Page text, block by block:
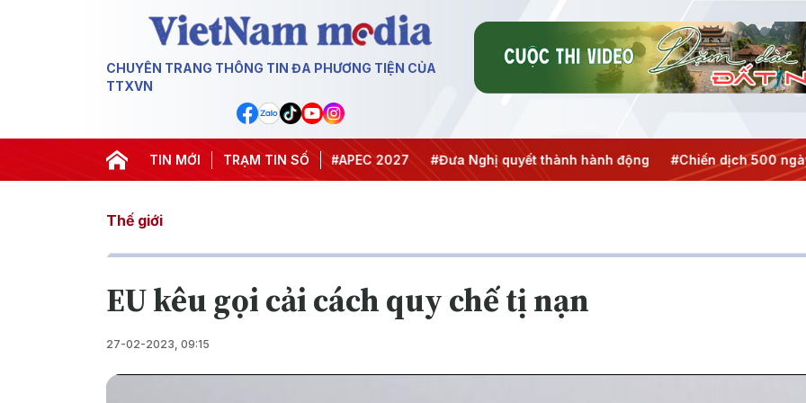
CHUYÊN TRANG THÔNG TIN ĐA PHƯƠNG TIỆN CỦA
TTXVN
TIN MỚI TRẠM TIN SỐ
#Hội nghị Trung ương 3 #APEC 2027 #Đưa Nghị quyết thành hành động #Chiến dịch 500 ngày đêm
Thế giới
EU kêu gọi cải cách quy chế tị nạn
27-02-2023, 09:15